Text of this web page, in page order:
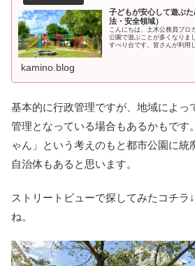
子どもが安心して遊ぶ
法・安全領域）
こんにちは、土木公務員ブロ
公園で遊ぶことが多くなりま
すべり台です。皆さんが利用
kamino.blog
基本的に行政管理ですが、地域によっ
管理となっている場合もあるかもです
ゃん」という考えのもと都市公園に統
自治体もあると思います。
ストリートビューで探してみたコチラ
ね。